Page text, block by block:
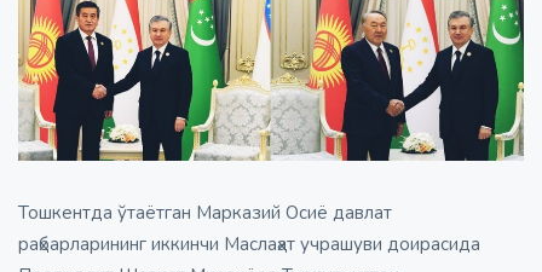
Тошкентда ўтаётган Марказий Осиё давлат
раҳбарларининг иккинчи Маслаҳат учрашуви доирасида